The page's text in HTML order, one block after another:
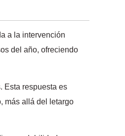
a la intervención
del año, ofreciendo
Esta respuesta es
más allá del letargo